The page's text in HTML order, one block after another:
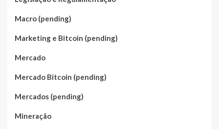
Macro (pending)
Marketing e Bitcoin (pending)
Mercado
Mercado Bitcoin (pending)
Mercados (pending)
Mineração